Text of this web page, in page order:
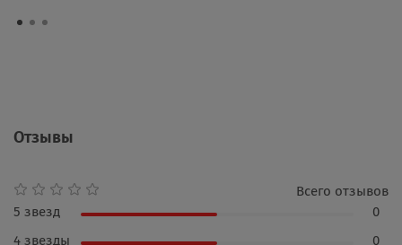
Отзывы
Всего отзывов
5 звезд
0
4 звезды
0